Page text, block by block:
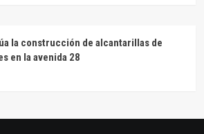
la construcción de alcantarillas de
en la avenida 28